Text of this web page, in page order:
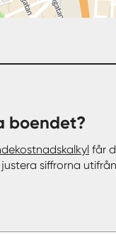
boendet?
får
siffrorna